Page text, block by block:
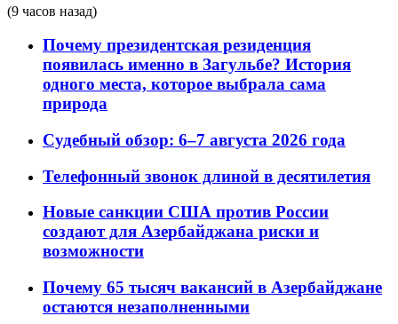
(9 часов назад)
Почему президентская резиденция
появилась именно в Загульбе? История
одного места, которое выбрала сама
природа
Судебный обзор: 6–7 августа 2026 года
Телефонный звонок длиной в десятилетия
Новые санкции США против России
создают для Азербайджана риски и
возможности
Почему 65 тысяч вакансий в Азербайджане
остаются незаполненными